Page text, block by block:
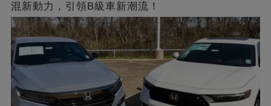
混新動力，引領B級車新潮流！